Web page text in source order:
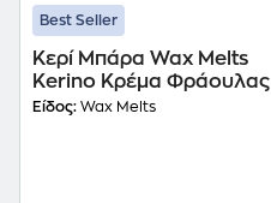
Best Seller
Κερί Μπάρα Wax Melts
Kerino Κρέμα Φράουλας
Είδος: Wax Melts